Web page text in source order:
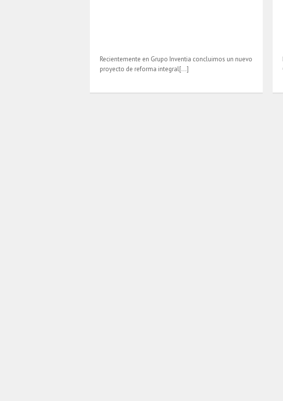
Recientemente en Grupo Inventia concluimos un nuevo
proyecto de reforma integral[…]